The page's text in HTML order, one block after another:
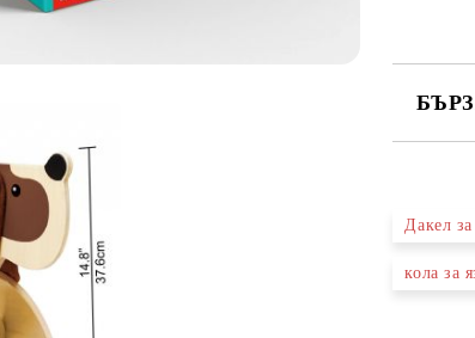
Ние
Дакел за
кола за